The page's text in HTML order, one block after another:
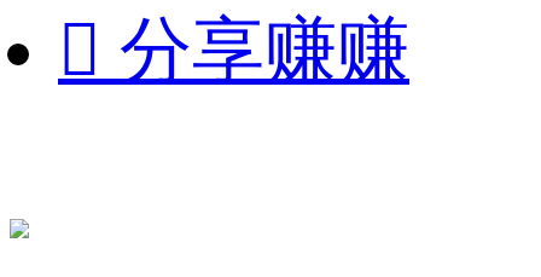
 分享赚赚